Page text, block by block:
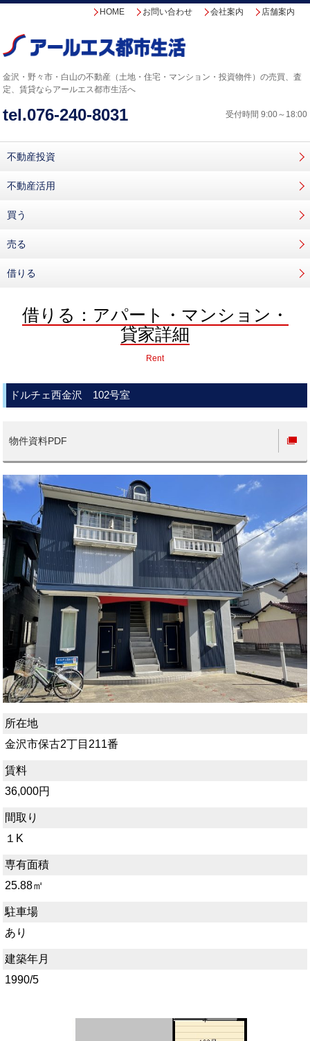
店舗案内
会社案内
お問い合わせ
HOME
金沢・野々市・白山の不動産（土地・住宅・マンション・投資物件）の売買、査
定、賃貸なら アールエス都市生活へ
tel.076-240-8031 受付時間 9:00～18:00
不動産投資
不動産活用
買う
売る
借りる
借りる：アパート・マンション・
貸家詳細
Rent
ドルチェ西金沢 102号室
物件資料PDF
所在地
金沢市保古2丁目211番
賃料
36,000円
間取り
１K
専有面積
25.88㎡
駐車場
あり
建築年月
1990/5